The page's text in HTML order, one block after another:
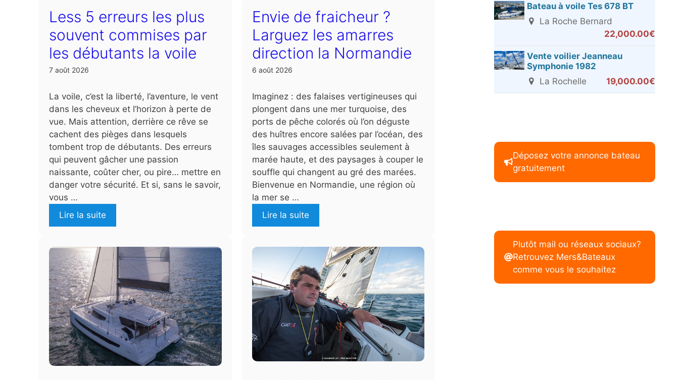
Less 5 erreurs les plus
souvent commises par
les débutants la voile
7 août 2026
La voile, c’est la liberté, l’aventure, le vent
dans les cheveux et l’horizon à perte de
vue. Mais attention, derrière ce rêve se
cachent des pièges dans lesquels
tombent trop de débutants. Des erreurs
qui peuvent gâcher une passion
naissante, coûter cher, ou pire… mettre en
danger votre sécurité. Et si, sans le savoir,
vous …
Lire la suite
Envie de fraicheur ?
Larguez les amarres
direction la Normandie
6 août 2026
Imaginez : des falaises vertigineuses qui
plongent dans une mer turquoise, des
ports de pêche colorés où l’on déguste
des huîtres encore salées par l’océan, des
îles sauvages accessibles seulement à
marée haute, et des paysages à couper le
souffle qui changent au gré des marées.
Bienvenue en Normandie, une région où
la mer se …
Lire la suite
Bateau à voile Tes 678 BT
La Roche Bernard
22,000.00€
Vente voilier Jeanneau
Symphonie 1982
La Rochelle
19,000.00€
Déposez votre annonce bateau
gratuitement
Plutôt mail ou réseaux sociaux?
Retrouvez Mers&Bateaux
comme vous le souhaitez